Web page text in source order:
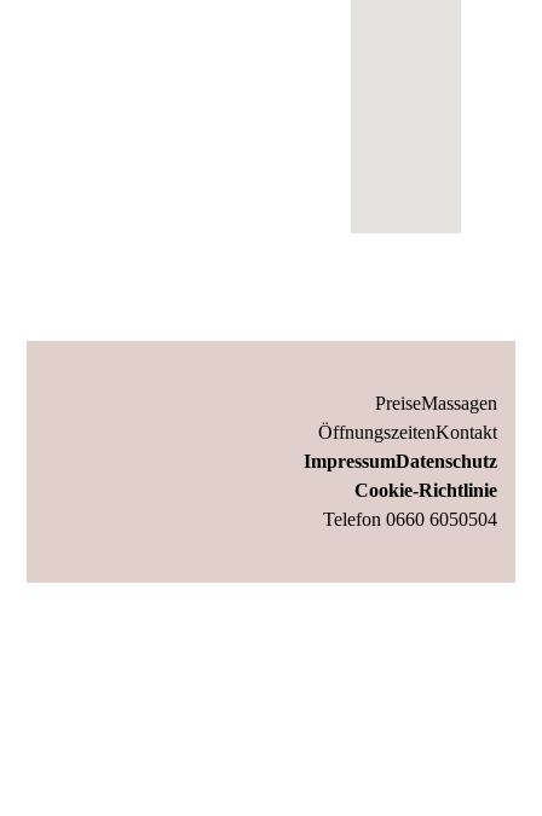
PreiseMassagen
ÖffnungszeitenKontakt
ImpressumDatenschutz
Cookie-Richtlinie
Telefon 0660 6050504